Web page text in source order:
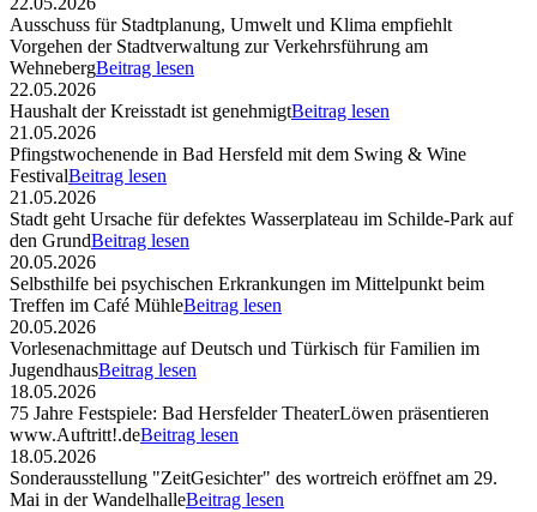
Ausschuss für Stadtplanung, Umwelt und Klima empfiehlt
Vorgehen der Stadtverwaltung zur Verkehrsführung am
WehnebergBeitrag lesen
22.05.2026
Haushalt der Kreisstadt ist genehmigtBeitrag lesen
21.05.2026
Pfingstwochenende in Bad Hersfeld mit dem Swing & Wine
FestivalBeitrag lesen
21.05.2026
Stadt geht Ursache für defektes Wasserplateau im Schilde-Park auf
den GrundBeitrag lesen
20.05.2026
Selbsthilfe bei psychischen Erkrankungen im Mittelpunkt beim
Treffen im Café MühleBeitrag lesen
20.05.2026
Vorlesenachmittage auf Deutsch und Türkisch für Familien im
JugendhausBeitrag lesen
18.05.2026
75 Jahre Festspiele: Bad Hersfelder TheaterLöwen präsentieren
www.Auftritt!.deBeitrag lesen
18.05.2026
Sonderausstellung "ZeitGesichter" des wortreich eröffnet am 29.
Mai in der WandelhalleBeitrag lesen